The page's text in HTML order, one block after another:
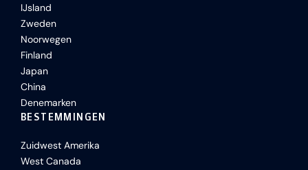
IJsland
Zweden
Noorwegen
Finland
Japan
China
Denemarken
BESTEMMINGEN
Zuidwest Amerika
West Canada